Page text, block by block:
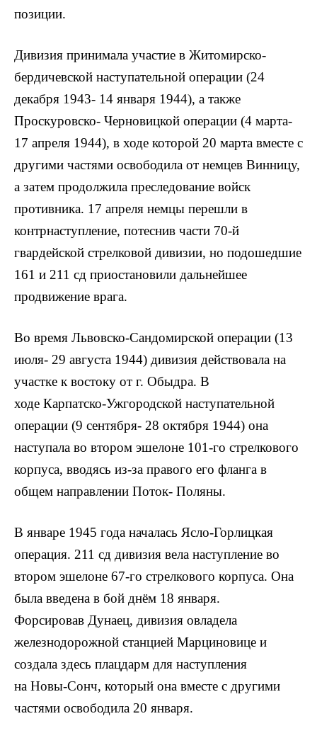
позиции.
Дивизия принимала участие в Житомирско-
бердичевской наступательной операции (24
декабря 1943- 14 января 1944), а также
Проскуровско- Черновицкой операции (4 марта-
17 апреля 1944), в ходе которой 20 марта вместе с
другими частями освободила от немцев Винницу,
а затем продолжила преследование войск
противника. 17 апреля немцы перешли в
контрнаступление, потеснив части 70-й
гвардейской стрелковой дивизии, но подошедшие
161 и 211 сд приостановили дальнейшее
продвижение врага.
Во время Львовско-Сандомирской операции (13
июля- 29 августа 1944) дивизия действовала на
участке к востоку от г. Обыдра. В
ходе Карпатско-Ужгородской наступательной
операции (9 сентября- 28 октября 1944) она
наступала во втором эшелоне 101-го стрелкового
корпуса, вводясь из-за правого его фланга в
общем направлении Поток- Поляны.
В январе 1945 года началась Ясло-Горлицкая
операция. 211 сд дивизия вела наступление во
втором эшелоне 67-го стрелкового корпуса. Она
была введена в бой днём 18 января.
Форсировав Дунаец, дивизия овладела
железнодорожной станцией Марциновице и
создала здесь плацдарм для наступления
на Новы-Сонч, который она вместе с другими
частями освободила 20 января.